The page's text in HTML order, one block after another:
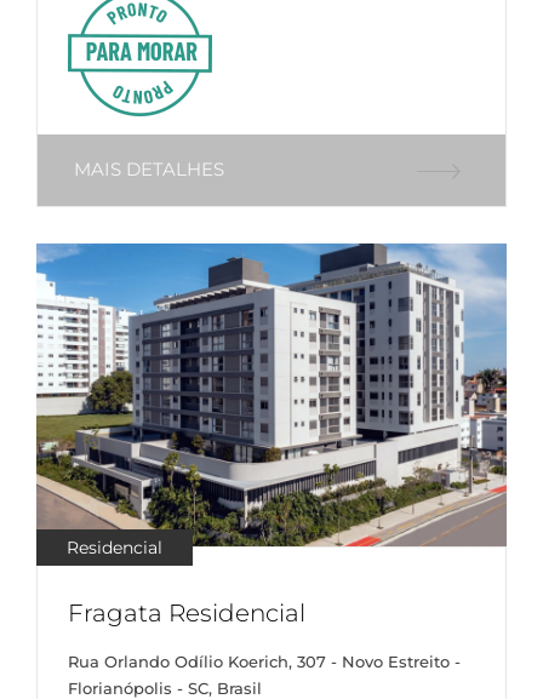
MAIS DETALHES
Residencial
Fragata Residencial
Rua Orlando Odílio Koerich, 307 - Novo Estreito -
Florianópolis - SC, Brasil